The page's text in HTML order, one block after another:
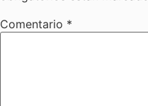
Comentario *